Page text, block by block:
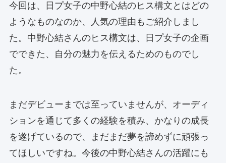
今回は、日プ女子の中野心結のヒス構文とはどの
ようなものなのか、人気の理由もご紹介しまし
た。中野心結さんのヒス構文は、日プ女子の企画
でできた、自分の魅力を伝えるためのものでし
た。
まだデビューまでは至っていませんが、オーディ
ションを通じて多くの経験を積み、かなりの成長
を遂げているので、まだまだ夢を諦めずに頑張っ
てほしいですね。今後の中野心結さんの活躍にも